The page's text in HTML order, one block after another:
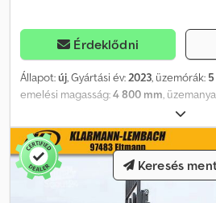
Érdeklődni
Állapot:új, Gyártási év:2023, üzemórák:
emelési magasság:4 800 mm,
52 kW (70,70 LE)
UVV biztonsági ellenőrzés, első védő,
fényszórók, oldaleltolás, raklapvillák
,
működő motor Teherbírás: 3.000 kg
4.800 mm Sebesség: 18,2 km/h
3.995 mm Motorteljesítmény: 49 kW / 67
Keresés